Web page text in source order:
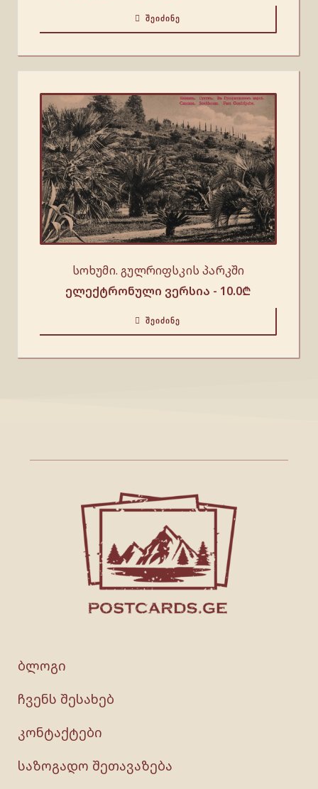
ᲨᲔᲘᲫᲘᲜᲔ
სოხუმი. გულრიფსკის პარკში
ელექტრონული ვერსია - 10.0₾
ᲨᲔᲘᲫᲘᲜᲔ
ბლოგი
ჩვენს შესახებ
კონტაქტები
საზოგადო შეთავაზება